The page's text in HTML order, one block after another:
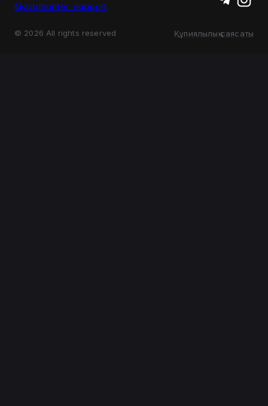
@arbihunter_support
© 2026 All rights reserved Құпиялылық саясаты